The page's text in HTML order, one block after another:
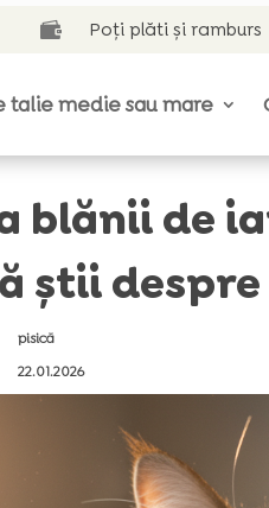
 Poți plăti și ramburs
talie medie sau mare
blănii de
știi
pisică
22.01.2026